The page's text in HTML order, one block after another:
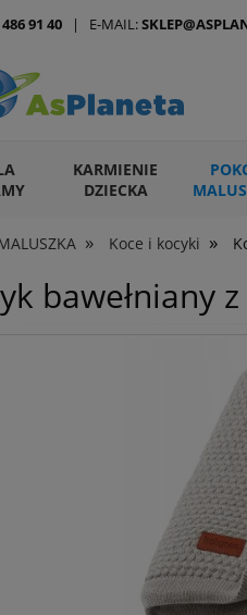
KARMIENIE
DZIECKA
DLA ZWIERZĄT
» Koce i kocyki »
91 40 | E-MAIL:
bawełniany